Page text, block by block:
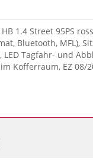
1.4 Street 95PS
Bluetooth, MFL),
LED Tagfahr- und
Kofferraum, EZ 08/